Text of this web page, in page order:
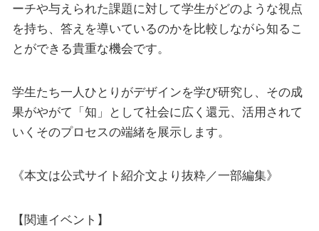
ーチや与えられた課題に対して学生がどのような視点
を持ち、答えを導いているのかを比較しながら知るこ
とができる貴重な機会です。
学生たち一人ひとりがデザインを学び研究し、その成
果がやがて「知」として社会に広く還元、活用されて
いくそのプロセスの端緒を展示します。
《本文は公式サイト紹介文より抜粋／一部編集》
【関連イベント】